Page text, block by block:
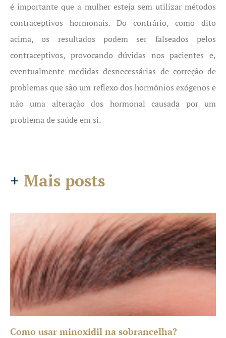
é importante que a mulher esteja sem utilizar métodos
contraceptivos hormonais. Do contrário, como dito
acima, os resultados podem ser falseados pelos
contraceptivos, provocando dúvidas nos pacientes e,
eventualmente medidas desnecessárias de correção de
problemas que são um reflexo dos hormônios exógenos e
não uma alteração dos hormonal causada por um
problema de saúde em si.
+ Mais posts
Como usar minoxidil na sobrancelha?